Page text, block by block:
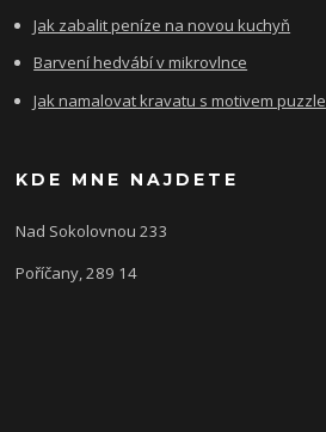
Jak zabalit peníze na novou kuchyň
Barvení hedvábí v mikrovlnce
Jak namalovat kravatu s motivem puzzle
KDE MNE NAJDETE
Nad Sokolovnou 233
Poříčany, 289 14